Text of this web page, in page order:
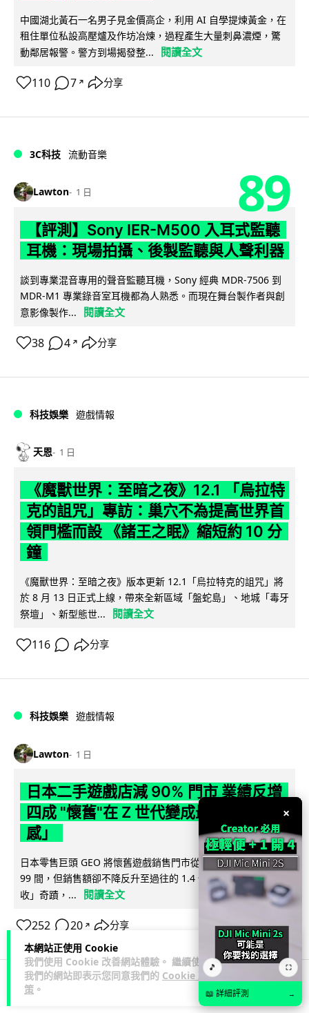
本網站正使用 Cookie
我們使用 Cookie 改善網站體驗。 繼續使用
我們的網站即表示您同意我們的 Cookie 政
策 。
中國湖北黃石一名男子見金價高企，利用 AI 自學提煉黃金，在
租住單位私設高壓爐及作坊冶煉，過程產生大量刺鼻濃煙，驚
動鄰居報警。警方到場揭發整...
閱讀全文
110 7 ↗ 分享
3C科技 流動音樂
Lawton 1 日 89
【評測】Sony IER-M500 入耳式監聽
耳機：現場拍攝、後製監聽與人聲利器
談到專業混音專用的聲音監聽耳機，Sony 經典 MDR-7506 到
MDR-M1 專業錄音室耳機都為人熟悉。而現在舞台製作者與創
意影像製作...
閱讀全文
38 4 ↗ 分享
科技娛樂 遊戲情報
天恩 1 日
《魔獸世界：至暗之夜》12.1 「烏拉特
克的詛咒」專訪：巢穴不為提高世界首
領門檻而設 《諸王之眠》縮短約 10 分
鐘
《魔獸世界：至暗之夜》版本更新 12.1「烏拉特克的詛咒」將
於 8 月 13 日正式上線，帶來全新區域「盤蛇島」、地城「毒牙
祭壇」、新型態世...
閱讀全文
116 分享
科技娛樂 遊戲情報
Lawton 1 日
日本二手遊戲店減 90% 門市 業績反增
四成 "懷舊"在 Z 世代變成最潮「新鮮
感」
日本零售巨頭 GEO 將懷舊遊戲銷售門市從 1,000 間大幅減至
99 間，但銷售額卻不降反升至過往的 1.4 倍。做到「減店增
收」奇蹟，...
閱讀全文
252 20 ↗ 分享
人工智能
×
🎵 ⛶
📖 詳細評測 →